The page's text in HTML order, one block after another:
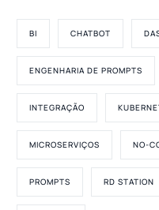
BI CHATBOT
ENGENHARIA DE PROMPTS
INTEGRAÇÃO
MICROSERVIÇOS NO-
PROMPTS RD STATION